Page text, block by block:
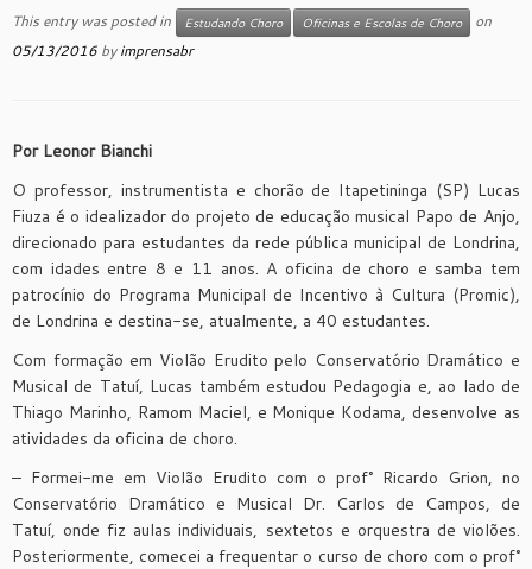
This entry was posted in Estudando Choro Oficinas e Escolas de Choro
on
05/13/2016 byimprensabr
Por Leonor Bianchi
O professor, instrumentista e chorão de Itapetininga (SP) Lucas
Fiuza é o idealizador do projeto de educação musical Papo de Anjo,
direcionado para estudantes da rede pública municipal de Londrina,
com idades entre 8 e 11 anos. A oficina de choro e samba tem
patrocínio do Programa Municipal de Incentivo à Cultura (Promic),
de Londrina e destina-se, atualmente, a 40 estudantes.
Com formação em Violão Erudito pelo Conservatório Dramático e
Musical de Tatuí, Lucas também estudou Pedagogia e, ao lado de
Thiago Marinho, Ramom Maciel, e Monique Kodama, desenvolve as
atividades da oficina de choro.
– Formei-me em Violão Erudito com o prof° Ricardo Grion, no
Conservatório Dramático e Musical Dr. Carlos de Campos, de
Tatuí, onde fiz aulas individuais, sextetos e orquestra de violões.
Posteriormente, comecei a frequentar o curso de choro com o prof°